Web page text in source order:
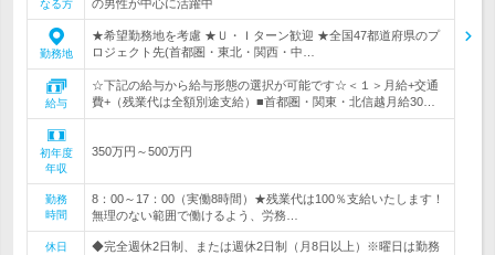
なる方
の男性が中心に活躍中
勤務地
★希望勤務地を考慮 ★Ｕ・Ｉターン歓迎 ★全国47都道府県のプ
ロジェクト先(首都圏・東北・関西・中…
給与
☆下記の給与から給与形態の選択が可能です☆＜１＞月給+交通
費+（残業代は全額別途支給）■首都圏・関東・北信越月給30…
初年度
年収
350万円～500万円
勤務
時間
8：00～17：00（実働8時間）★残業代は100％支給いたします！
無理のない範囲で働けるよう、労務…
休日
◆完全週休2日制、または週休2日制（月8日以上）※曜日は勤務